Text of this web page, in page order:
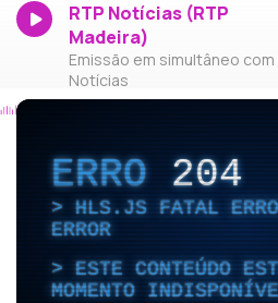
RTP Notícias (RTP
Madeira)
Emissão em simultâneo com
Notícias
ERRO204
HLS.JS FATAL
ERROR
ESTE CONTEÚDO
MOMENTO